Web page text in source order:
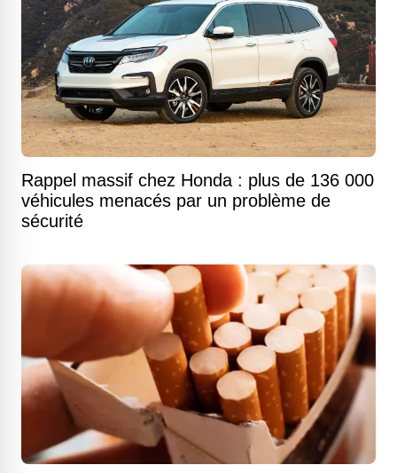
Rappel massif chez Honda : plus de 136 000
véhicules menacés par un problème de
sécurité